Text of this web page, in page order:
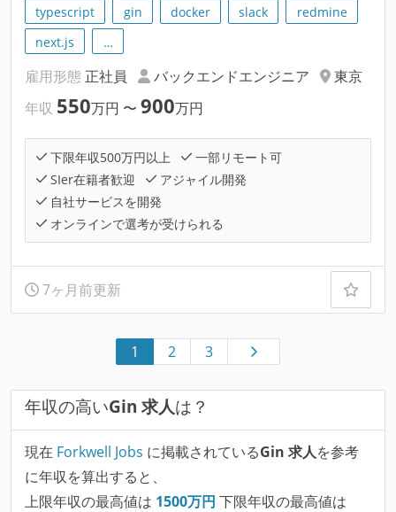
typescript gin docker slack
redmine
next.js
…
雇用形態 正社員 バックエンドエンジニア
東京
年収 550万円 〜 900万円
下限年収500万円以上
一部リモート可
SIer在籍者歓迎
アジャイル開発
自社サービスを開発
オンラインで選考が受けられる
7ヶ月前更新
1 2 3
年収の高いGin 求人は？
現在 Forkwell Jobs に掲載されているGin 求人を参考
に年収を算出すると、
上限年収の最高値は 1500万円 下限年収の最高値は